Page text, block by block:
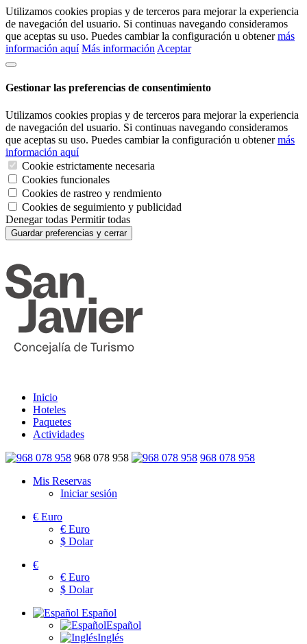
Utilizamos cookies propias y de terceros para mejorar la experiencia
de navegación del usuario. Si continuas navegando consideramos
que aceptas su uso. Puedes cambiar la configuración u obtenermás
información aquí Más información Aceptar
Gestionar las preferencias de consentimiento
Utilizamos cookies propias y de terceros para mejorar la experiencia
de navegación del usuario. Si continuas navegando consideramos
que aceptas su uso. Puedes cambiar la configuración u obtenermás
información aquí
Cookie estrictamente necesaria
Cookies funcionales
Cookies de rastreo y rendmiento
Cookies de seguimiento y publicidad
Denegar todas Permitir todas
Guardar preferencias y cerrar
Inicio
Hoteles
Paquetes
Actividades
968 078 958
968 078 958
Mis Reservas
Iniciar sesión
€ Euro
€ Euro
$ Dolar
€
€ Euro
$ Dolar
Español
Español
Inglés